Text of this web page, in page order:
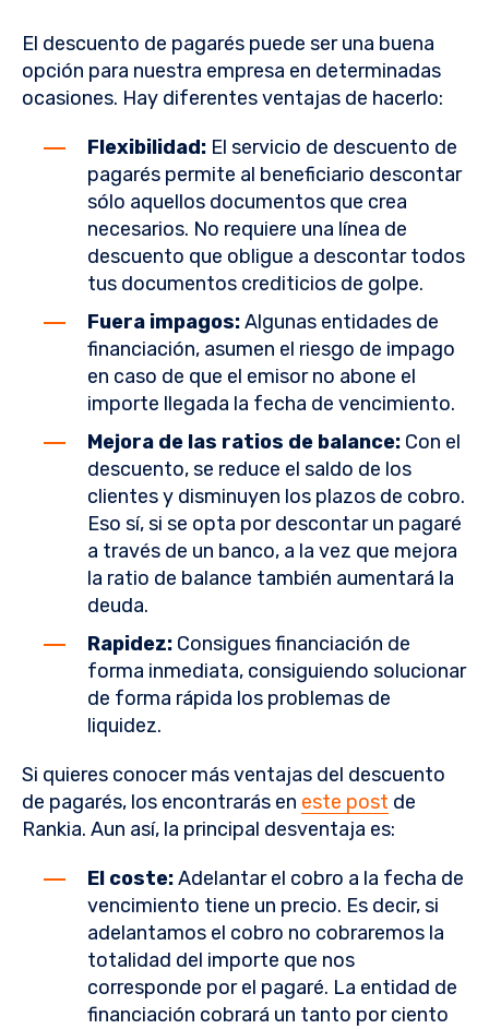
El descuento de pagarés puede ser una buena
opción para nuestra empresa en determinadas
ocasiones. Hay diferentes ventajas de hacerlo:
Flexibilidad: El servicio de descuento de
pagarés permite al beneficiario descontar
sólo aquellos documentos que crea
necesarios. No requiere una línea de
descuento que obligue a descontar todos
tus documentos crediticios de golpe.
Fuera impagos:Algunas entidades de
financiación, asumen el riesgo de impago
en caso de que el emisor no abone el
importe llegada la fecha de vencimiento.
Mejora de las ratios de balance: Con el
descuento, se reduce el saldo de los
clientes y disminuyen los plazos de cobro.
Eso sí, si se opta por descontar un pagaré
a través de un banco, a la vez que mejora
la ratio de balance también aumentará la
deuda.
Rapidez: Consigues financiación de
forma inmediata, consiguiendo solucionar
de forma rápida los problemas de
liquidez.
Si quieres conocer más ventajas del descuento
de pagarés, los encontrarás en este post de
Rankia. Aun así, la principal desventaja es:
El coste:Adelantar el cobro a la fecha de
vencimiento tiene un precio. Es decir, si
adelantamos el cobro no cobraremos la
totalidad del importe que nos
corresponde por el pagaré. La entidad de
financiación cobrará un tanto por ciento